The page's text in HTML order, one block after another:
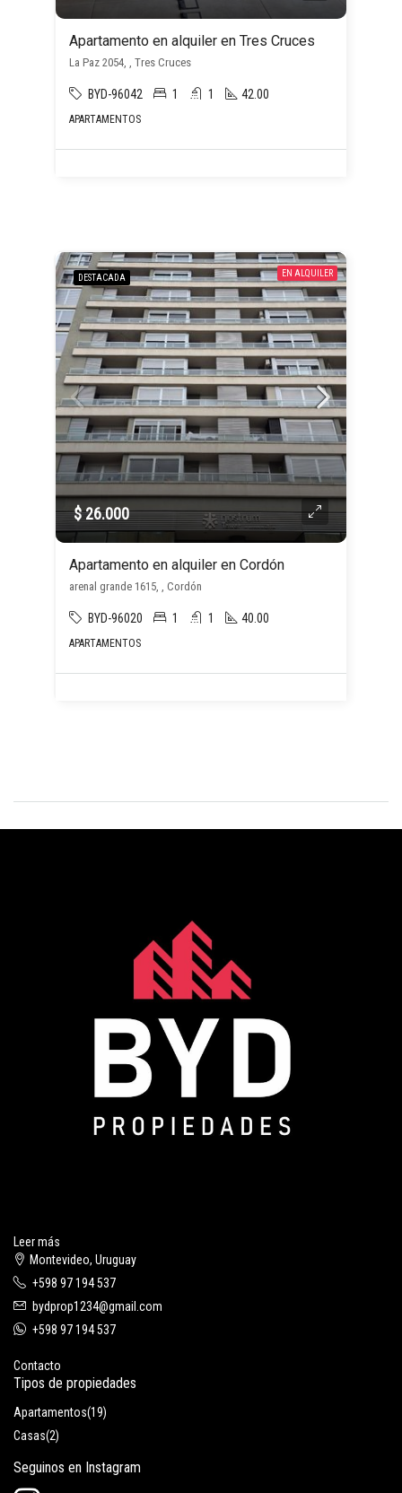
Apartamento en alquiler en Tres Cruces
La Paz 2054, , Tres Cruces
BYD-96042 1 1 42.00
APARTAMENTOS
DESTACADA EN ALQUILER
$ 26.000
Apartamento en alquiler en Cordón
arenal grande 1615, , Cordón
BYD-96020 1 1 40.00
APARTAMENTOS
Leer más
Montevideo, Uruguay
+598 97 194 537
bydprop1234@gmail.com
+598 97 194 537
Contacto
Tipos de propiedades
Apartamentos(19)
Casas(2)
Seguinos en Instagram